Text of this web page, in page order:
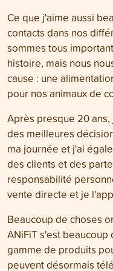
Ce que j'aime aussi
contacts dans nos
sommes tous
histoire, mais nous
cause : une
pour nos animaux de
Après presque 20
des meilleures
ma journée et j'ai
des clients et des
responsabilité
vente directe et je
Beaucoup de choses
ANiFiT s'est
gamme de produits
peuvent désormais